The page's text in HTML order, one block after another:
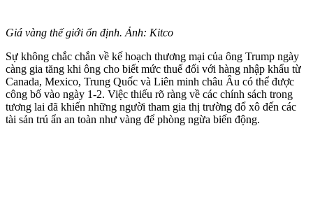
Giá vàng thế giới ổn định. Ảnh: Kitco
Sự không chắc chắn về kế hoạch thương mại của ông Trump ngày
càng gia tăng khi ông cho biết mức thuế đối với hàng nhập khẩu từ
Canada, Mexico, Trung Quốc và Liên minh châu Âu có thể được
công bố vào ngày 1-2. Việc thiếu rõ ràng về các chính sách trong
tương lai đã khiến những người tham gia thị trường đổ xô đến các
tài sản trú ẩn an toàn như vàng để phòng ngừa biến động.